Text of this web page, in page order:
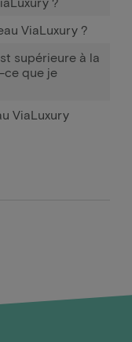
ViaLuxury ?
supérieure à la
ce que je
ViaLuxury